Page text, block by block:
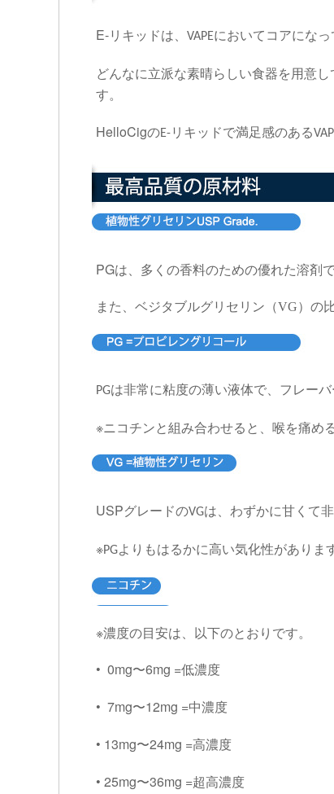
E-リキッドは、 VAPEにおいてコアになっ
どんなに立派な素晴らしい食器を用意
す。
HelloCigのE-リキッドで満足感のある
PGは、多くの香料のための優れた溶剤で
また、ベジタブルグリセリン（VG）の
PGは非常に粘度の薄い液体で、フレー
※ニコチンと組み合わせると、喉を痛め
USPグレードのVGは、わずかに甘くて
※PGよりもはるかに高い気化性がありま
※濃度の目安は、以下のとおりです。
• 0mg〜6mg =低濃度
• 7mg〜12mg =中濃度
• 13mg〜24mg =高濃度
• 25mg〜36mg =超高濃度